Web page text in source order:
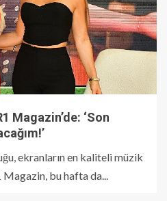
Magazin’de: ‘Son
ekranların en kaliteli müzik
bu hafta da...